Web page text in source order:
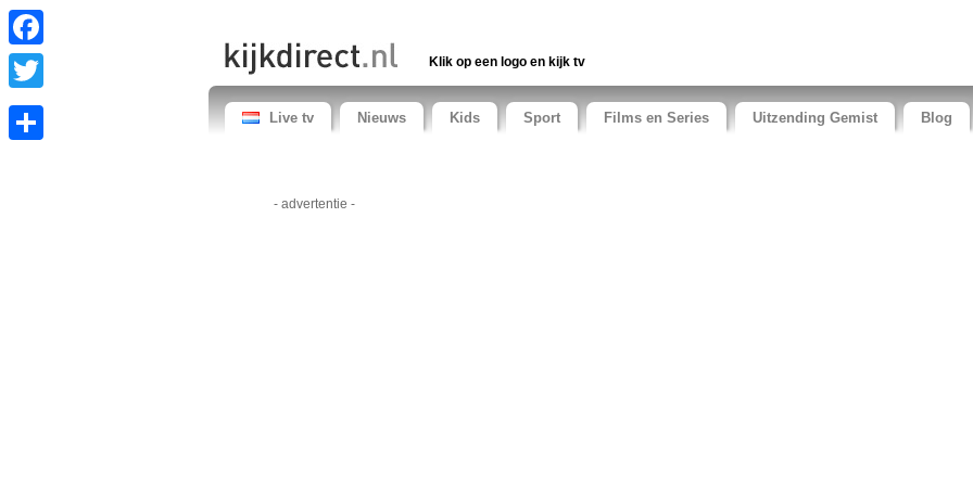
Facebook
Twitter
Klik op een logo en kijk tv
Live tv Nieuws Kids Sport Films en Series Uitzending Gemist Blog
- advertentie -